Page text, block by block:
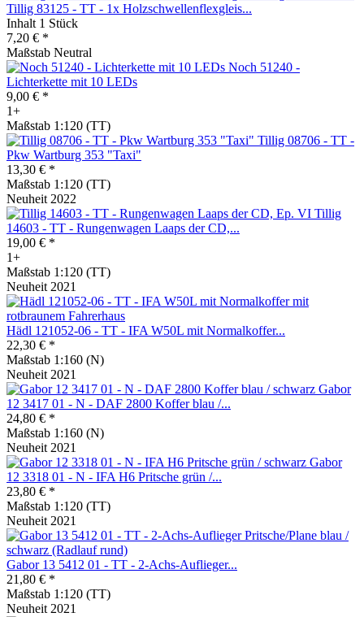
Tillig 83125 - TT - 1x Holzschwellenflexgleis...
Inhalt 1 Stück
7,20 € *
Maßstab Neutral
Noch 51240 -
Lichterkette mit 10 LEDs
9,00 € *
1+
Maßstab 1:120 (TT)
Tillig 08706 - TT -
Pkw Wartburg 353 "Taxi"
13,30 € *
Maßstab 1:120 (TT)
Neuheit 2022
Tillig
14603 - TT - Rungenwagen Laaps der CD,...
19,00 € *
1+
Maßstab 1:120 (TT)
Neuheit 2021
Hädl 121052-06 - TT - IFA W50L mit Normalkoffer...
22,30 € *
Maßstab 1:160 (N)
Neuheit 2021
Gabor
12 3417 01 - N - DAF 2800 Koffer blau /...
24,80 € *
Maßstab 1:160 (N)
Neuheit 2021
Gabor
12 3318 01 - N - IFA H6 Pritsche grün /...
23,80 € *
Maßstab 1:120 (TT)
Neuheit 2021
Gabor 13 5412 01 - TT - 2-Achs-Auflieger...
21,80 € *
Maßstab 1:120 (TT)
Neuheit 2021